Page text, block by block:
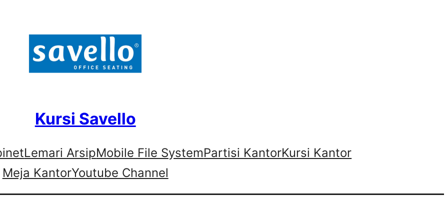
Kursi Savello
Lemari ArsipMobile File SystemPartisi KantorKursi Kantor
Meja KantorYoutube Channel